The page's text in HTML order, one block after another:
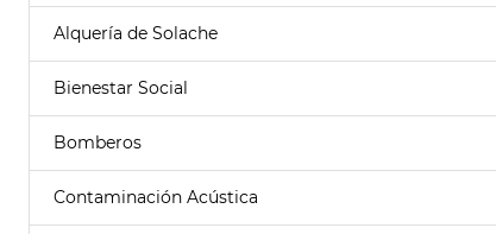
Alquería de Solache
Bienestar Social
Bomberos
Contaminación Acústica